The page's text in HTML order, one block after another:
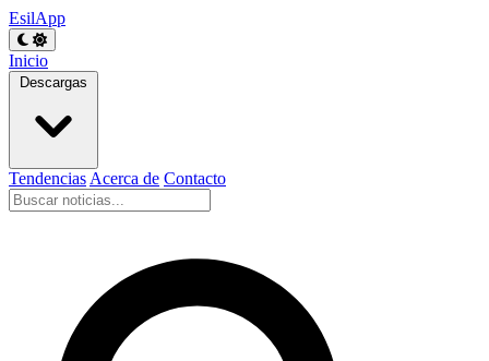
EsilApp
Inicio
Descargas
Tendencias Acerca de Contacto